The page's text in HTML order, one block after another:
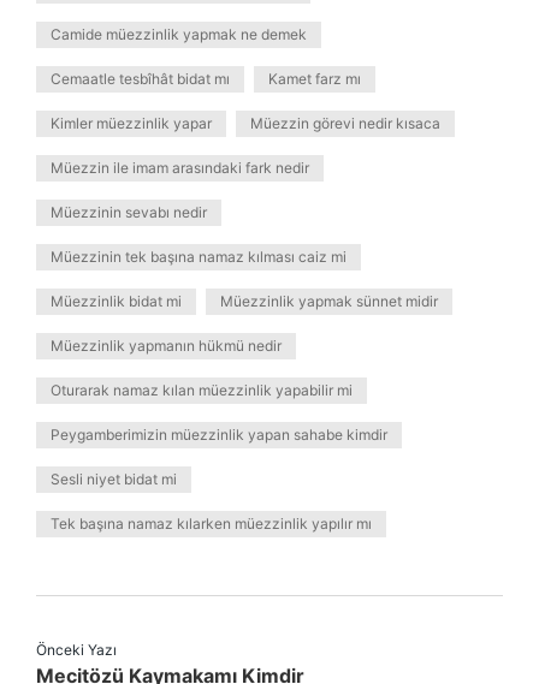
Camide müezzinlik yapmak ne demek
Cemaatle tesbîhât bidat mı Kamet farz mı
Kimler müezzinlik yapar Müezzin görevi nedir kısaca
Müezzin ile imam arasındaki fark nedir
Müezzinin sevabı nedir
Müezzinin tek başına namaz kılması caiz mi
Müezzinlik bidat mi Müezzinlik yapmak sünnet midir
Müezzinlik yapmanın hükmü nedir
Oturarak namaz kılan müezzinlik yapabilir mi
Peygamberimizin müezzinlik yapan sahabe kimdir
Sesli niyet bidat mi
Tek başına namaz kılarken müezzinlik yapılır mı
Önceki Yazı
Mecitözü Kaymakamı Kimdir